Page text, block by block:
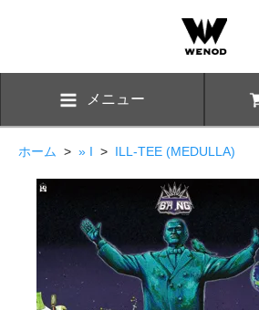
メニュー
ホーム > » I > ILL-TEE (MEDULLA)